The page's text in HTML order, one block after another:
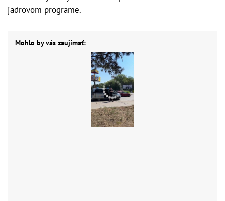
jadrovom programe.
Mohlo by vás zaujímať: